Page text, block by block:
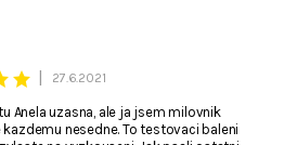
27.6.2021
Anela uzasna, ale ja jsem milovnik
kazdemu nesedne. To testovaci baleni